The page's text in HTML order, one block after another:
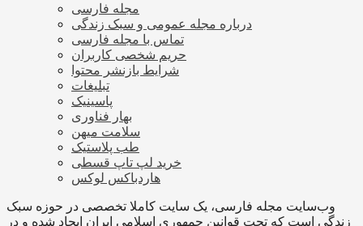
مجله فارسی
درباره مجله عمومی و سبک زندگی
تماس با مجله فارسی
حریم شخصی کاربران
شرایط بازنشر محتوا
تبلیغات
پاسینیک
بهار فناوری
سلامت میهن
طب پلاستیک
خرید لپ تاپ قسطی
هاردباکس لوکس
وب‌سایت مجله فارسی، یک سایت کاملا تخصصی در حوزه سبک
زندگی است که تحت قوانین جمهوری اسلامی ایران ایجاد شده و در